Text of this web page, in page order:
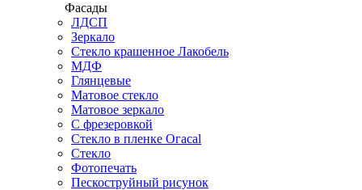
Фасады
ЛДСП
Зеркало
Стекло крашенное Лакобель
МДФ
Глянцевые
Матовое стекло
Матовое зеркало
С фрезеровкой
Стекло в пленке Огасаl
Стекло
Фотопечать
Пескоструйный рисунок